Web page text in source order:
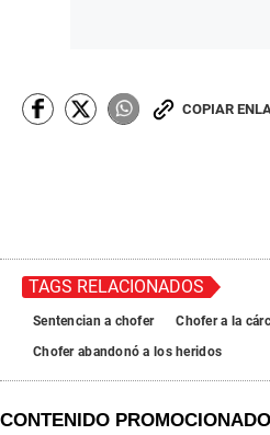
COPIAR
TAGS RELACIONADOS
Sentencian a chofer
Chofer a la
Chofer abandonó a los heridos